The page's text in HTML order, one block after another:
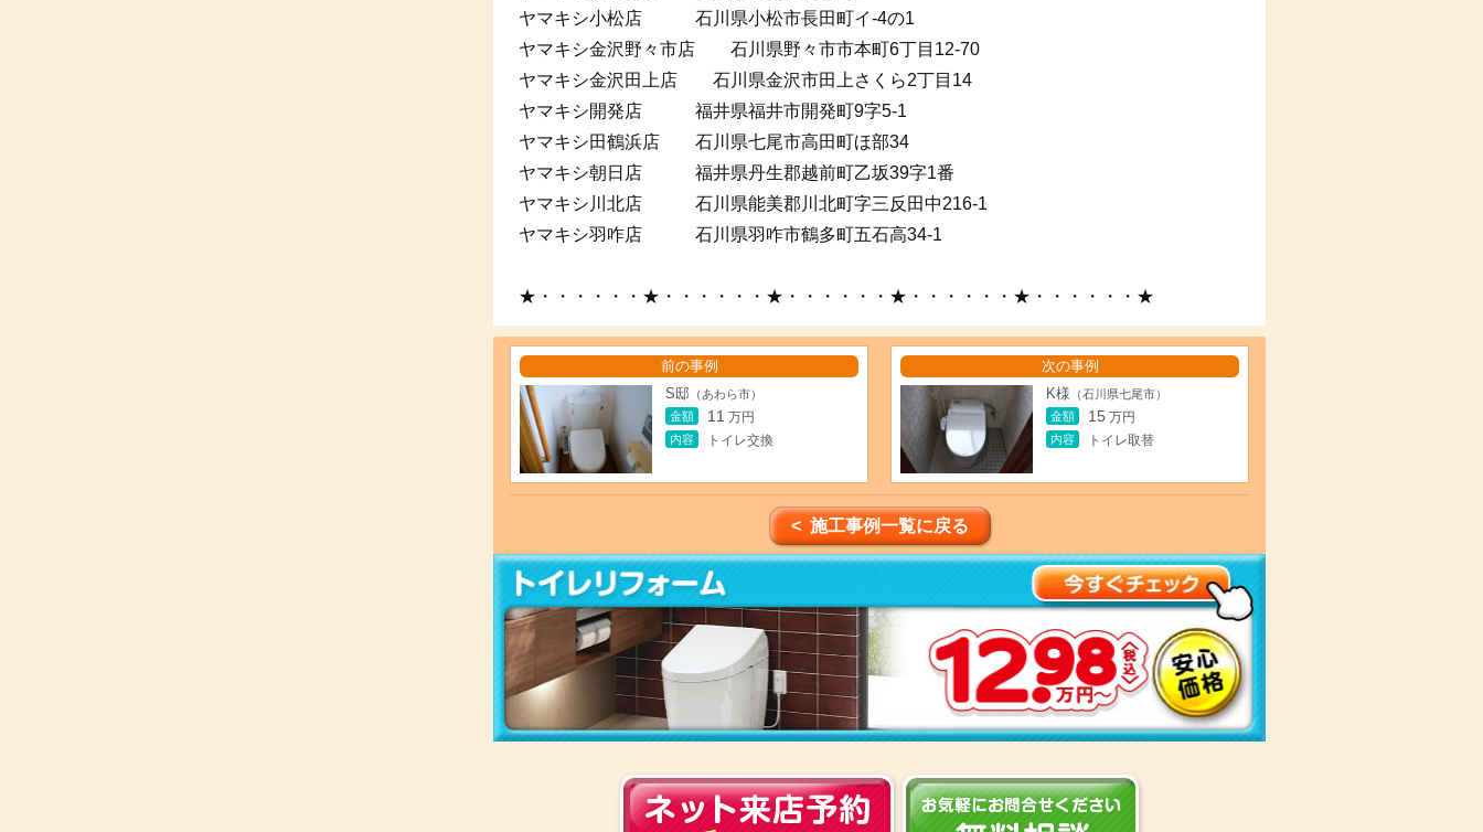
ヤマキシ小松店 石川県小松市長田町イ-4の1
ヤマキシ金沢野々市店 石川県野々市市本町6丁目12-70
ヤマキシ金沢田上店 石川県金沢市田上さくら2丁目14
ヤマキシ開発店 福井県福井市開発町9字5-1
ヤマキシ田鶴浜店 石川県七尾市高田町ほ部34
ヤマキシ朝日店 福井県丹生郡越前町乙坂39字1番
ヤマキシ川北店 石川県能美郡川北町字三反田中216-1
ヤマキシ羽咋店 石川県羽咋市鶴多町五石高34-1
★・・・・・・★・・・・・・★・・・・・・★・・・・・・★・・・・・・★
前の事例
S邸 （あわら市）
金額
11 万円
内容
トイレ交換
次の事例
K様 （石川県七尾市）
金額
15 万円
内容
トイレ取替
< 施工事例一覧に戻る